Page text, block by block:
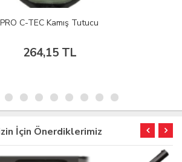
C-TEC Kamış Tutucu
264,15 TL
İçin Önerdiklerimiz